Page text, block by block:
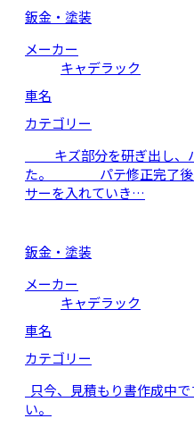
鈑金・塗装
メーカー
キャデラック
車名
カテゴリー
キズ部分を研ぎ出し、
た。 パテ修正完了後、
サーを入れていき…
鈑金・塗装
メーカー
キャデラック
車名
カテゴリー
只今、見積もり書作成中
い。